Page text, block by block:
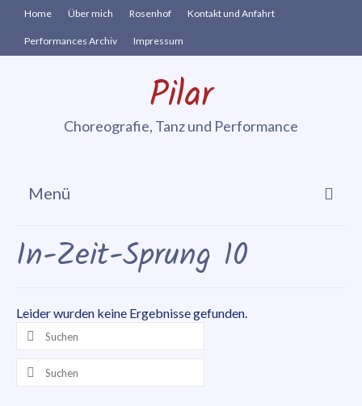
Home Über mich Rosenhof Kontakt und Anfahrt
Performances Archiv Impressum
Pilar
Choreografie, Tanz und Performance
Menü
In-Zeit-Sprung
Danse Sensible
Workshops
In-Zeit-Sprung 10
Leider wurden keine Ergebnisse gefunden.
Suchen
nach:
Suchen
nach: